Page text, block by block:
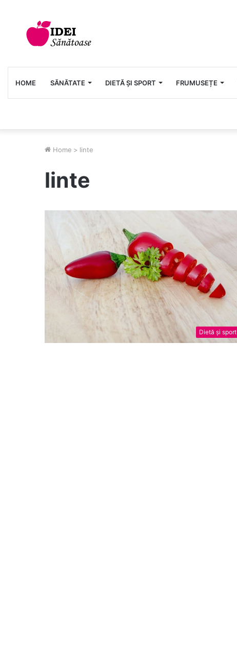
HOME SĂNĂTATE DIETĂ ȘI SPORT FRUMUSEȚE
Home > linte
linte
Dietă și sport